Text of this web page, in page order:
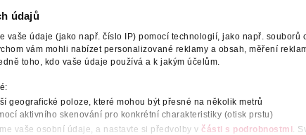
údajů
vaše údaje (jako např. číslo IP) pomocí technologií, jako např. souborů
vám mohli nabízet personalizované reklamy a obsah, měření
toho, kdo vaše údaje používá a k jakým účelům.
geografické poloze, které mohou být přesné na několik metrů
aktivního skenování pro konkrétní charakteristiky (otisk prstu)
vaše osobní údaje, a nastavte si předvolby v části s podrobnostmi .
tekutinu.